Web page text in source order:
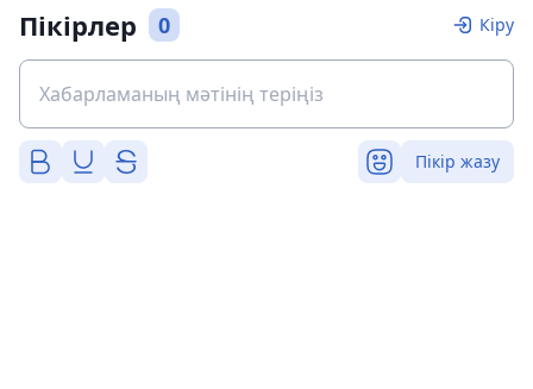
Пікірлер 0 Кіру
Пікір жазу